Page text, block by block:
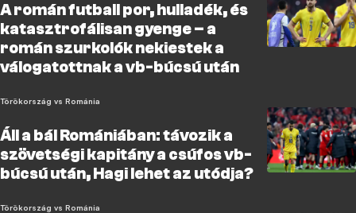
A román futball por, hulladék, és
katasztrofálisan gyenge – a
román szurkolók nekiestek a
válogatottnak a vb-búcsú után
Törökország vs Románia
Áll a bál Romániában: távozik a
szövetségi kapitány a csúfos vb-
búcsú után, Hagi lehet az utódja?
Törökország vs Románia